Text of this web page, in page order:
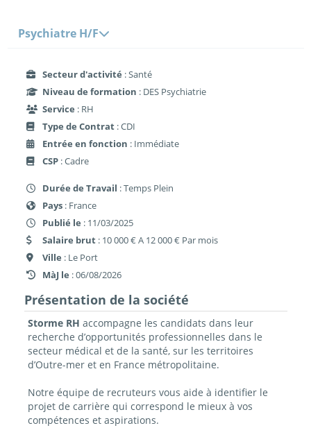
Psychiatre H/F
Secteur d'activité : Santé
Niveau de formation : DES Psychiatrie
Service : RH
Type de Contrat : CDI
Entrée en fonction : Immédiate
CSP : Cadre
Durée de Travail : Temps Plein
Pays : France
Publié le : 11/03/2025
Salaire brut : 10 000 € A 12 000 € Par mois
Ville : Le Port
MàJ le : 06/08/2026
Présentation de la société
Storme RH accompagne les candidats dans leur
recherche d’opportunités professionnelles dans le
secteur médical et de la santé, sur les territoires
d’Outre-mer et en France métropolitaine.
Notre équipe de recruteurs vous aide à identifier le
projet de carrière qui correspond le mieux à vos
compétences et aspirations.